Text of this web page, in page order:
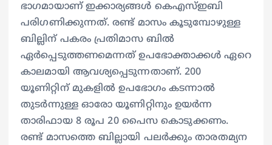
ഭാഗമായാണ് ഇക്കാര്യങ്ങള്‍ കെഎസ്ഇബി
പരിഗണിക്കുന്നത്. രണ്ട് മാസം കൂടുമ്പോഴുള്ള
ബില്ലിന് പകരം പ്രതിമാസ ബിൽ
ഏര്‍പ്പെടുത്തണമെന്നത് ഉപഭോക്താക്കള്‍ ഏറെ
കാലമായി ആവശ്യപ്പെടുന്നതാണ്. 200
യൂണിറ്റിന് മുകളിൽ ഉപഭോഗം കടന്നാൽ
തുടര്‍ന്നുള്ള ഓരോ യൂണിറ്റിനും ഉയര്‍ന്ന
താരിഫായ 8 രൂപ 20 പൈസ കൊടുക്കണം.
രണ്ട് മാസത്തെ ബില്ലായി പലര്‍ക്കും താരതമ്യന